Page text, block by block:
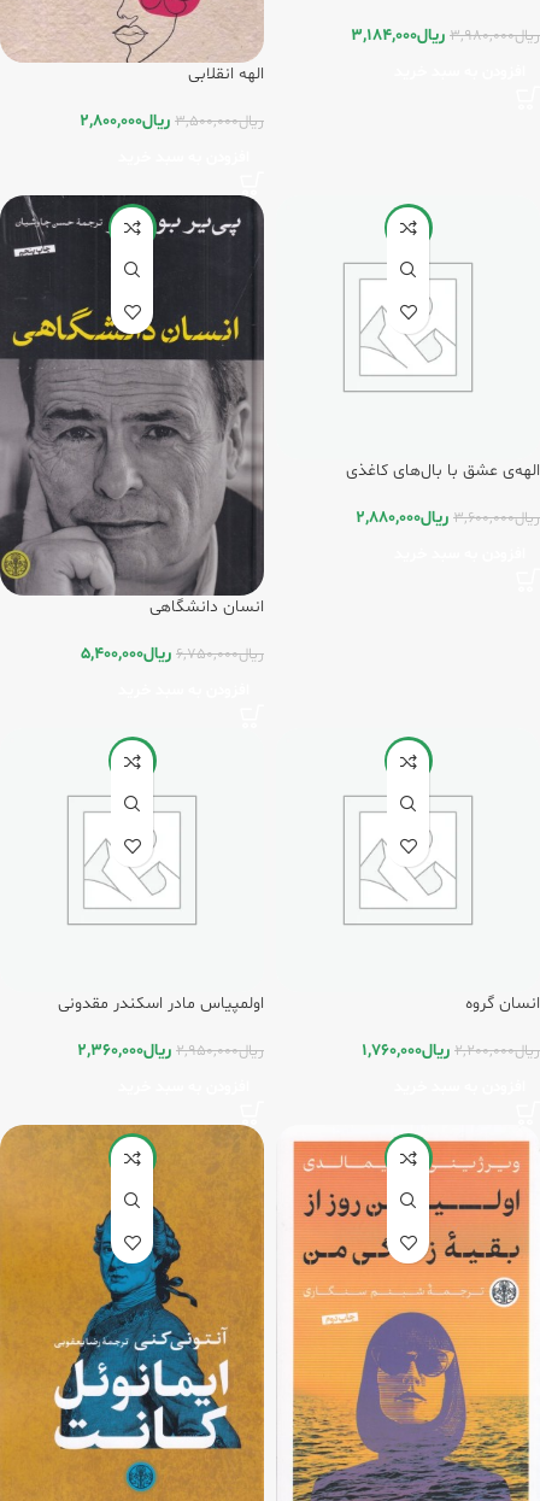
ریال3,980,000 ریال3,184,000
الهه انقلابی
ریال3,500,000 ریال2,800,000
-20%
الهه‌ی عشق با بال‌های کاغذی
ریال3,600,000 ریال2,880,000
-20%
انسان دانشگاهی
ریال6,750,000 ریال5,400,000
-20%
انسان گروه
ریال2,200,000 ریال1,760,000
-20%
اولمپیاس مادر اسکندر مقدونی
ریال2,950,000 ریال2,360,000
-20%
-20%